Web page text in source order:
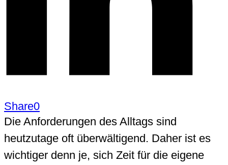
Share0
Die Anforderungen des Alltags sind
heutzutage oft überwältigend. Daher ist es
wichtiger denn je, sich Zeit für die eigene